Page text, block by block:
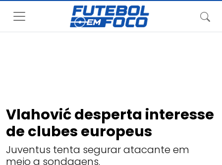
Vlahović desperta interesse
de clubes europeus
Juventus tenta segurar atacante em
meio a sondagens.